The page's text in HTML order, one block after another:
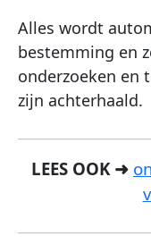
Alles wordt
bestemming en
onderzoeken en
zijn achterhaald.
LEES OOK ➜